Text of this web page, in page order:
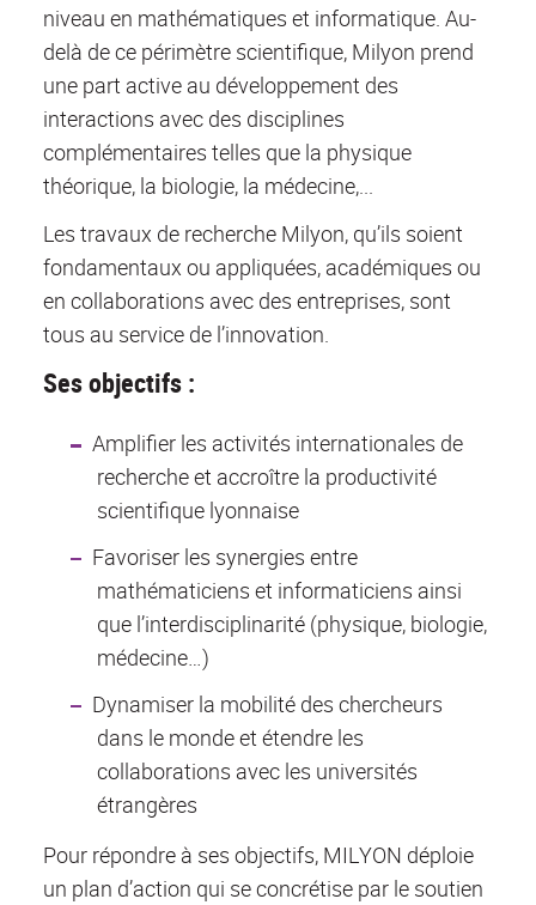
niveau en mathématiques et informatique. Au-
delà de ce périmètre scientifique, Milyon prend
une part active au développement des
interactions avec des disciplines
complémentaires telles que la physique
théorique, la biologie, la médecine,...
Les travaux de recherche Milyon, qu’ils soient
fondamentaux ou appliquées, académiques ou
en collaborations avec des entreprises, sont
tous au service de l’innovation.
Ses objectifs :
Amplifier les activités internationales de
recherche et accroître la productivité
scientifique lyonnaise
Favoriser les synergies entre
mathématiciens et informaticiens ainsi
que l’interdisciplinarité (physique, biologie,
médecine…)
Dynamiser la mobilité des chercheurs
dans le monde et étendre les
collaborations avec les universités
étrangères
Pour répondre à ses objectifs, MILYON déploie
un plan d’action qui se concrétise par le soutien